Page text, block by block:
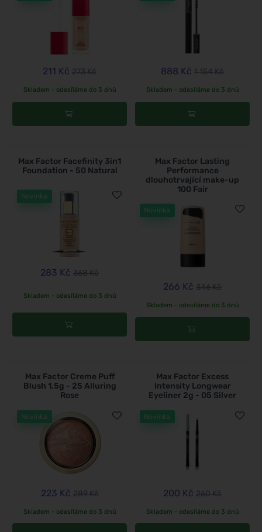
211 Kč 273 Kč
Skladem - odesíláme do 3 dnů
888 Kč 1 154 Kč
Skladem - odesíláme do 3 dnů
Max Factor Facefinity 3in1
Foundation - 50 Natural
Novinka
283 Kč 368 Kč
Skladem - odesíláme do 3 dnů
Max Factor Lasting
Performance
dlouhotrvající make-up
100 Fair
Novinka
266 Kč 346 Kč
Skladem - odesíláme do 3 dnů
Max Factor Creme Puff
Blush 1,5g - 25 Alluring
Rose
Novinka
223 Kč 289 Kč
Skladem - odesíláme do 3 dnů
Max Factor Excess
Intensity Longwear
Eyeliner 2g - 05 Silver
Novinka
200 Kč 260 Kč
Skladem - odesíláme do 3 dnů